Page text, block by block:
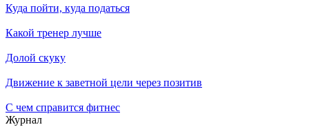
Куда пойти, куда податься
Какой тренер лучше
Долой скуку
Движение к заветной цели через позитив
С чем справится фитнес
Журнал